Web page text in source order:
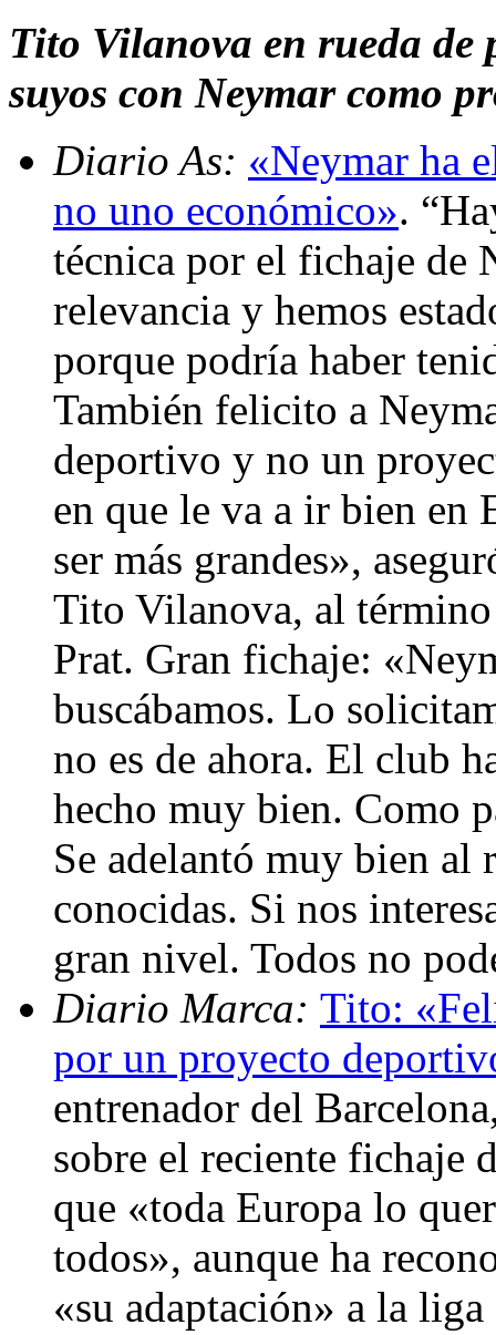
Tito Vilanova en rueda de
suyos con Neymar como
Diario As: «Neymar ha
no uno económico».
técnica por el fichaje de
relevancia y hemos
porque podría haber
También felicito a
deportivo y no un
en que le va a ir bien en
ser más grandes»,
Tito Vilanova, al
Prat. Gran fichaje:
buscábamos. Lo
no es de ahora. El club
hecho muy bien. Como
Se adelantó muy bien al
conocidas. Si nos
gran nivel. Todos no
Diario Marca: Tito:
por un proyecto
entrenador del
sobre el reciente fichaje
que «toda Europa lo
todos», aunque ha
«su adaptación» a la